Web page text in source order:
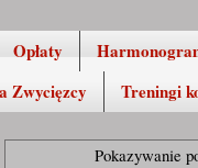
Opłaty
Zwycięzcy Treningi
Pokazywanie